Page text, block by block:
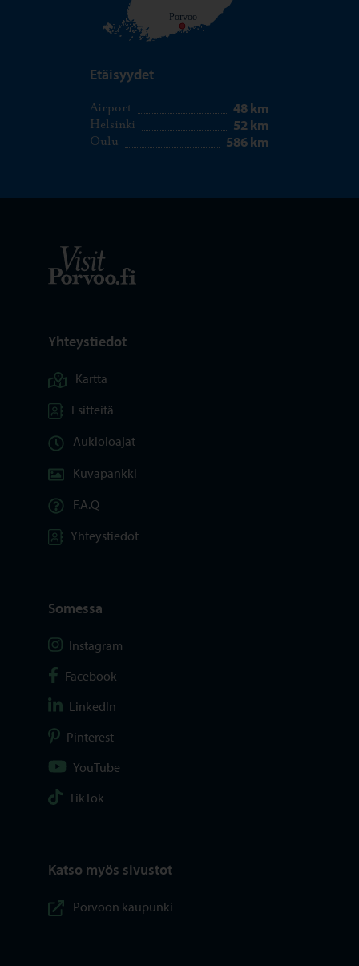
Porvoo
Etäisyydet
Airport 48 km
Helsinki 52 km
Oulu 586 km
Yhteystiedot
Kartta
Esitteitä
Aukioloajat
Kuvapankki
F.A.Q
Yhteystiedot
Somessa
Seuraa Instagram
Instagram
Seuraa Facebook
Facebook
Seuraa LinkedIn
LinkedIn
Seuraa Pinterest
Pinterest
Seuraa YouTube
YouTube
Seuraa TikTok
TikTok
Katso myös sivustot
Porvoon kaupunki